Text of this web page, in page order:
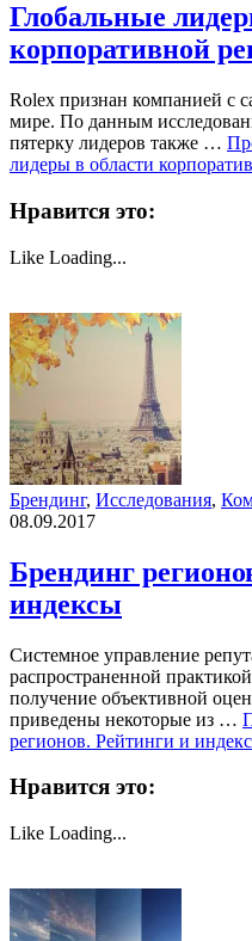
Глобальные
корпоративной
Rolex признан компанией с
мире. По данным
пятерку лидеров также …
лидеры в области
Нравится это:
Like Loading...
Брендинг, Исследования,
08.09.2017
Брендинг
индексы
Системное управление
распространенной
получение объективной
приведены некоторые из …
регионов. Рейтинги и
Нравится это:
Like Loading...